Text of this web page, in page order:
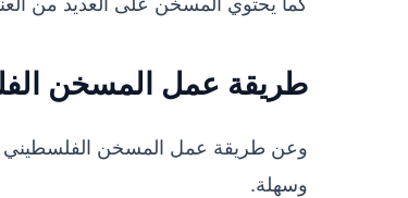
طريقة عمل المسخن
وعن طريقة عمل المسخن الفلسطيني
وسهلة.